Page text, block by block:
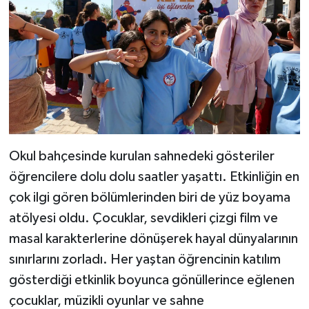
Okul bahçesinde kurulan sahnedeki gösteriler
öğrencilere dolu dolu saatler yaşattı. Etkinliğin en
çok ilgi gören bölümlerinden biri de yüz boyama
atölyesi oldu. Çocuklar, sevdikleri çizgi film ve
masal karakterlerine dönüşerek hayal dünyalarının
sınırlarını zorladı. Her yaştan öğrencinin katılım
gösterdiği etkinlik boyunca gönüllerince eğlenen
çocuklar, müzikli oyunlar ve sahne